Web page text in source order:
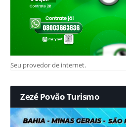
Seu provedor de internet.
Zezé Povão Turismo